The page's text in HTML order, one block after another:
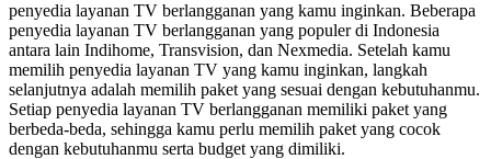
penyedia layanan TV berlangganan yang kamu inginkan. Beberapa
penyedia layanan TV berlangganan yang populer di Indonesia
antara lain Indihome, Transvision, dan Nexmedia. Setelah kamu
memilih penyedia layanan TV yang kamu inginkan, langkah
selanjutnya adalah memilih paket yang sesuai dengan kebutuhanmu.
Setiap penyedia layanan TV berlangganan memiliki paket yang
berbeda-beda, sehingga kamu perlu memilih paket yang cocok
dengan kebutuhanmu serta budget yang dimiliki.